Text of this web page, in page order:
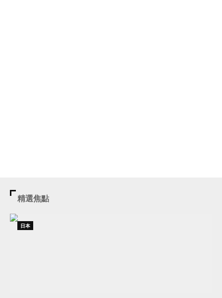
精選焦點
日本